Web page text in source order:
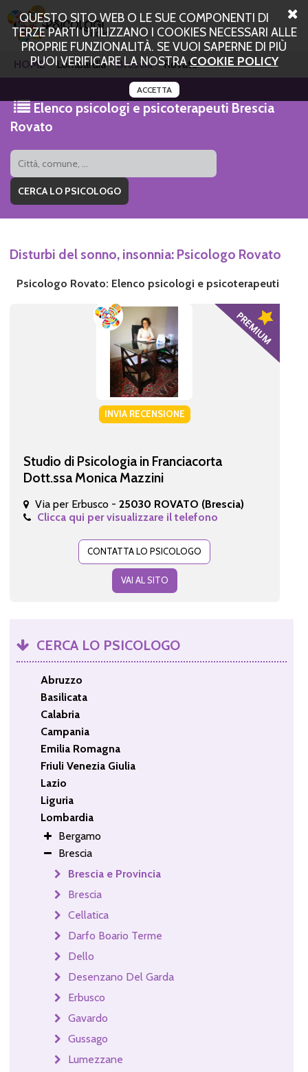
QUESTO SITO WEB O LE SUE COMPONENTI DI
TERZE PARTI UTILIZZANO I COOKIES NECESSARI ALLE
PROPRIE FUNZIONALITÀ. SE VUOI SAPERNE DI PIÙ
PUOI VERIFICARE LA NOSTRACOOKIE POLICY
ACCETTA
HOME Lombardia Brescia Rovato
Elenco psicologi e psicoterapeuti Brescia
Rovato
Disturbi del sonno, insonnia: Psicologo Rovato
Psicologo Rovato: Elenco psicologi e psicoterapeuti
INVIA RECENSIONE
Studio di Psicologia in Franciacorta
Dott.ssa Monica Mazzini
Via per Erbusco - 25030 ROVATO (Brescia)
Clicca qui per visualizzare il telefono
CONTATTA LO PSICOLOGO
VAI AL SITO
CERCA LO PSICOLOGO
Abruzzo
Basilicata
Calabria
Campania
Emilia Romagna
Friuli Venezia Giulia
Lazio
Liguria
Lombardia
Bergamo
Brescia
Brescia e Provincia
Brescia
Cellatica
Darfo Boario Terme
Dello
Desenzano Del Garda
Erbusco
Gavardo
Gussago
Lumezzane